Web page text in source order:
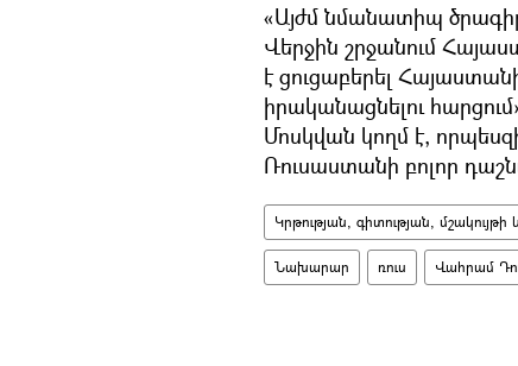
«Այժմ նմանատիպ
Վերջին շրջանում
է ցուցաբերել
իրականացնելու
Մոսկվան կողմ է,
Ռուսաստանի բոլոր
Կրթության, գիտության,
Նախարար ռուս Վահրամ